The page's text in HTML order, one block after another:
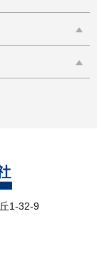
1-32-9